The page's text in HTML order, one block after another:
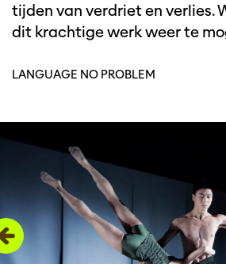
tijden van verdriet en verlies.
dit krachtige werk weer te
LANGUAGE NO PROBLEM